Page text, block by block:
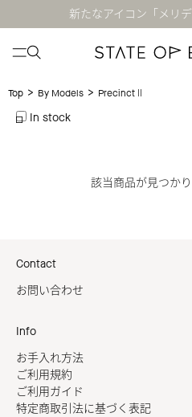
新たなアイコン「メリ
Top > By Models > PrecinctⅡ
In stock
該当商品が見つかり
Contact
お問い合わせ
Info
お手入れ方法
ご利用規約
ご利用ガイド
特定商取引法に基づく表記